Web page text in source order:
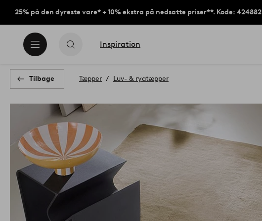
25% på den dyreste vare* + 10% ekstra på nedsatte priser**. Kode: 424882
Inspiration
Tilbage Tæpper Luv- & ryatæpper